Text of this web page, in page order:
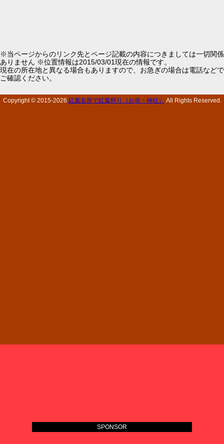
※当ページからのリンク先とページ記載の内容につきましては一切関係
ありません ※位置情報は2015/03/01現在の情報です。
現在の所在地と異なる場合もありますので、お急ぎの場合は電話などで
ご確認ください。
Copyright © 2015-2026 紅葉名所で紅葉狩り（お寺・神社） All Rights Reserved.
SPONSOR